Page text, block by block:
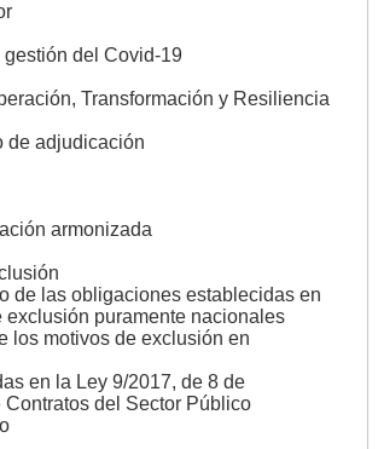
del Covid-19
Transformación y Resiliencia
de adjudicación
armonizada
de las obligaciones establecidas en
exclusión puramente nacionales
los motivos de exclusión en
en la Ley 9/2017, de 8 de
Contratos del Sector Público